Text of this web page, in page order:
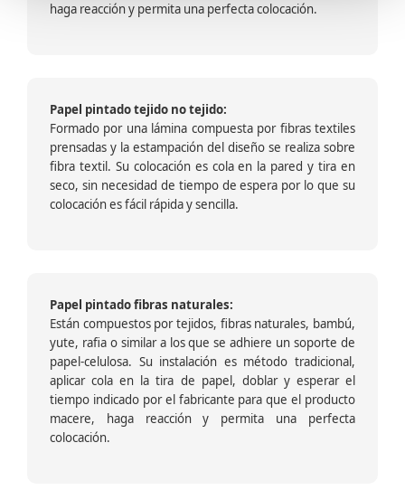
haga reacción y permita una perfecta colocación.
Papel pintado tejido no tejido:
Formado por una lámina compuesta por fibras textiles
prensadas y la estampación del diseño se realiza sobre
fibra textil. Su colocación es cola en la pared y tira en
seco, sin necesidad de tiempo de espera por lo que su
colocación es fácil rápida y sencilla.
Papel pintado fibras naturales:
Están compuestos por tejidos, fibras naturales, bambú,
yute, rafia o similar a los que se adhiere un soporte de
papel-celulosa. Su instalación es método tradicional,
aplicar cola en la tira de papel, doblar y esperar el
tiempo indicado por el fabricante para que el producto
macere, haga reacción y permita una perfecta
colocación.